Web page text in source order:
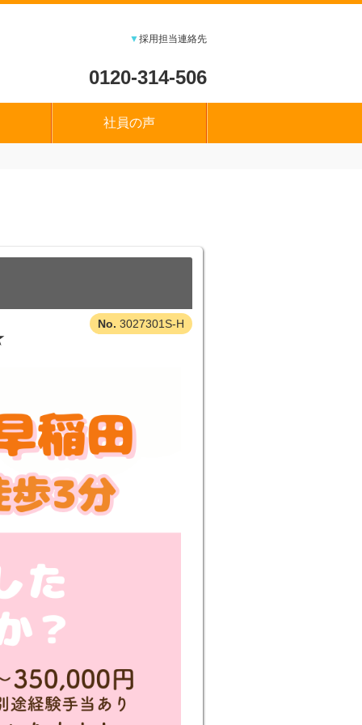
▼採用担当連絡先
0120-314-506
社員の声
3027301S-H